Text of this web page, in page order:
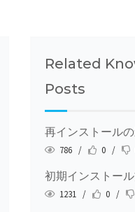
Related
Posts
再インストール
786 / 0 /
初期インストー
1231 / 0 /